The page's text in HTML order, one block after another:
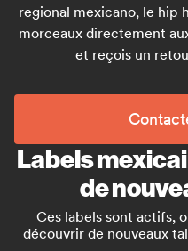
regional mexicano, le hip
morceaux directement
et reçois un
Labels
de
Ces labels sont actifs,
découvrir de nouveaux